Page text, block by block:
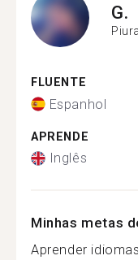
G.
Piura
FLUENTE
Espanhol
APRENDE
Inglês
Minhas metas
Aprender